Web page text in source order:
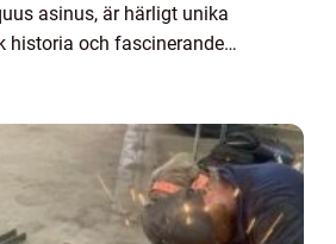
asinus, är härligt unika
historia och fascinerande